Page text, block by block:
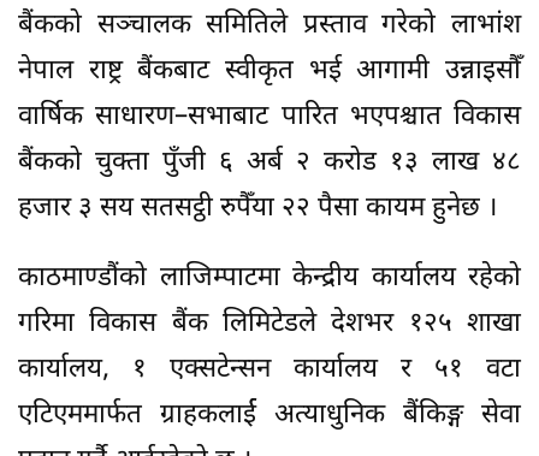
बैंकको सञ्चालक समितिले प्रस्ताव गरेको लाभांश
नेपाल राष्ट्र बैंकबाट स्वीकृत भई आगामी उन्नाइसौँ
वार्षिक साधारण–सभाबाट पारित भएपश्चात विकास
बैंकको चुक्ता पुँजी ६ अर्ब २ करोड १३ लाख ४८
हजार ३ सय सतसट्ठी रुपैँया २२ पैसा कायम हुनेछ ।
काठमाण्डौंको लाजिम्पाटमा केन्द्रीय कार्यालय रहेको
गरिमा विकास बैंक लिमिटेडले देशभर १२५ शाखा
कार्यालय, १ एक्सटेन्सन कार्यालय र ५१ वटा
एटिएममार्फत ग्राहकलार्ई अत्याधुनिक बैंकिङ्ग सेवा